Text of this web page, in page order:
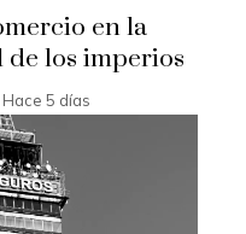
en la
los imperios
Hace 5 días